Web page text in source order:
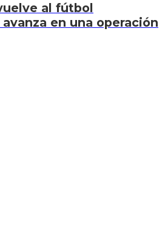
al fútbol
en una operación